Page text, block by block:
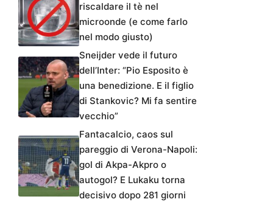
riscaldare il tè nel
microonde (e come farlo
nel modo giusto)
Sneijder vede il futuro
dell’Inter: “Pio Esposito è
una benedizione. E il figlio
di Stankovic? Mi fa sentire
vecchio”
Fantacalcio, caos sul
pareggio di Verona-Napoli:
gol di Akpa-Akpro o
autogol? E Lukaku torna
decisivo dopo 281 giorni